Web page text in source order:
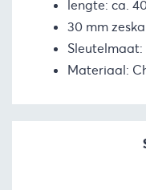
lengte: ca.
30 mm
Sleutelmaat:
Materiaal: